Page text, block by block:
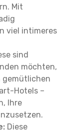
Mit
viel intimeres
sind
möchten,
gemütlichen
Hotels –
Ihre
Diese